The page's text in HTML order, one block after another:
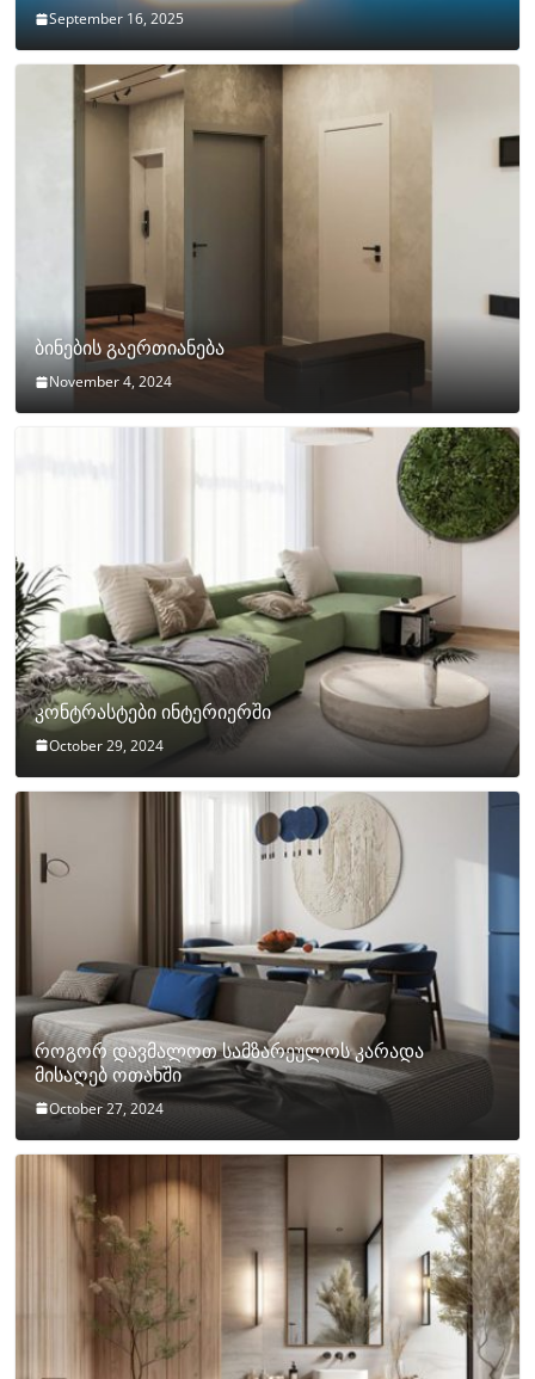
September 16, 2025
ბინების გაერთიანება
November 4, 2024
კონტრასტები ინტერიერში
October 29, 2024
როგორ დავმალოთ სამზარეულოს კარადა
მისაღებ ოთახში
October 27, 2024